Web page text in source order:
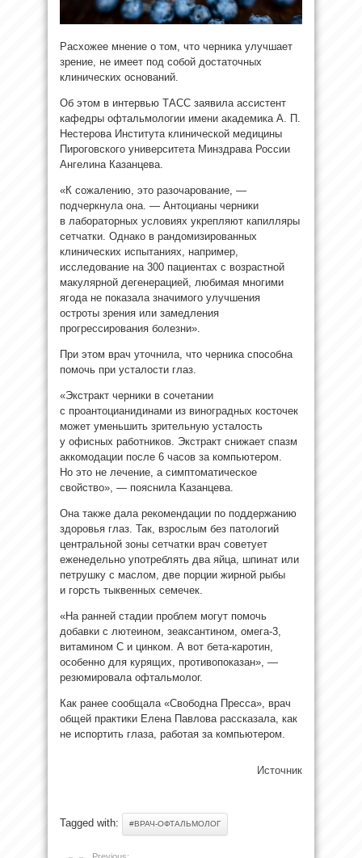
Расхожее мнение о том, что черника улучшает
зрение, не имеет под собой достаточных
клинических оснований.
Об этом в интервью ТАСС заявила ассистент
кафедры офтальмологии имени академика А. П.
Нестерова Института клинической медицины
Пироговского университета Минздрава России
Ангелина Казанцева.
«К сожалению, это разочарование, —
подчеркнула она. — Антоцианы черники
в лабораторных условиях укрепляют капилляры
сетчатки. Однако в рандомизированных
клинических испытаниях, например,
исследование на 300 пациентах с возрастной
макулярной дегенерацией, любимая многими
ягода не показала значимого улучшения
остроты зрения или замедления
прогрессирования болезни».
При этом врач уточнила, что черника способна
помочь при усталости глаз.
«Экстракт черники в сочетании
с проантоцианидинами из виноградных косточек
может уменьшить зрительную усталость
у офисных работников. Экстракт снижает спазм
аккомодации после 6 часов за компьютером.
Но это не лечение, а симптоматическое
свойство», — пояснила Казанцева.
Она также дала рекомендации по поддержанию
здоровья глаз. Так, взрослым без патологий
центральной зоны сетчатки врач советует
еженедельно употреблять два яйца, шпинат или
петрушку с маслом, две порции жирной рыбы
и горсть тыквенных семечек.
«На ранней стадии проблем могут помочь
добавки с лютеином, зеаксантином, омега-3,
витамином C и цинком. А вот бета-каротин,
особенно для курящих, противопоказан», —
резюмировала офтальмолог.
Как ранее сообщала «Свободна Пресса», врач
общей практики Елена Павлова рассказала, как
не испортить глаза, работая за компьютером.
Источник
Tagged with: #ВРАЧ-ОФТАЛЬМОЛОГ
Previous: